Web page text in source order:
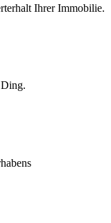
Ihrer Immobilie.